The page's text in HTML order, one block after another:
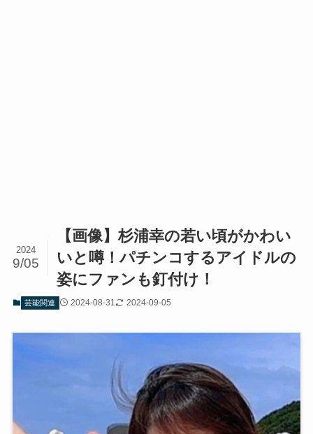
【画像】杉浦幸の若い頃がかわい
いと噂！パチンコするアイドルの
姿にファンも釘付け！
2024
9/05
芸能関連 2024-08-31 2024-09-05